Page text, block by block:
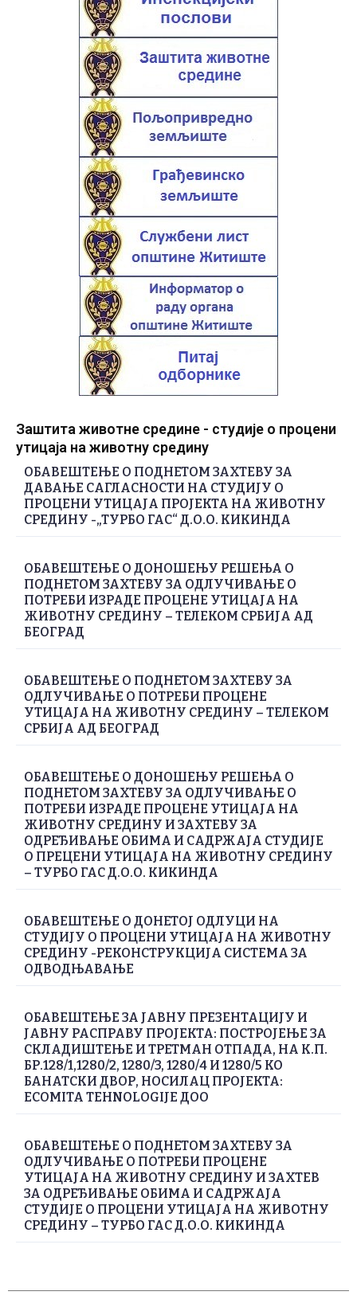
Заштита животне средине - студије о процени
утицаја на животну средину
ОБАВЕШТЕЊЕ О ПОДНЕТОМ ЗАХТЕВУ ЗА
ДАВАЊЕ САГЛАСНОСТИ НА СТУДИЈУ О
ПРОЦЕНИ УТИЦАЈА ПРОЈЕКТА НА ЖИВОТНУ
СРЕДИНУ -„ТУРБО ГАС“ Д.О.О. КИКИНДА
ОБАВЕШТЕЊЕ О ДОНОШЕЊУ РЕШЕЊА О
ПОДНЕТОМ ЗАХТЕВУ ЗА ОДЛУЧИВАЊЕ О
ПОТРЕБИ ИЗРАДЕ ПРОЦЕНЕ УТИЦАЈА НА
ЖИВОТНУ СРЕДИНУ – ТЕЛЕКОМ СРБИЈА АД
БЕОГРАД
ОБАВЕШТЕЊЕ О ПОДНЕТОМ ЗАХТЕВУ ЗА
ОДЛУЧИВАЊЕ О ПОТРЕБИ ПРОЦЕНЕ
УТИЦАЈА НА ЖИВОТНУ СРЕДИНУ – ТЕЛЕКОМ
СРБИЈА АД БЕОГРАД
ОБАВЕШТЕЊЕ О ДОНОШЕЊУ РЕШЕЊА О
ПОДНЕТОМ ЗАХТЕВУ ЗА ОДЛУЧИВАЊЕ О
ПОТРЕБИ ИЗРАДЕ ПРОЦЕНЕ УТИЦАЈА НА
ЖИВОТНУ СРЕДИНУ И ЗАХТЕВУ ЗА
ОДРЕЂИВАЊЕ ОБИМА И САДРЖАЈА СТУДИЈЕ
О ПРЕЦЕНИ УТИЦАЈА НА ЖИВОТНУ СРЕДИНУ
– ТУРБО ГАС Д.О.О. КИКИНДА
ОБАВЕШТЕЊЕ О ДОНЕТОЈ ОДЛУЦИ НА
СТУДИЈУ О ПРОЦЕНИ УТИЦАЈА НА ЖИВОТНУ
СРЕДИНУ -РЕКОНСТРУКЦИЈА СИСТЕМА ЗА
ОДВОДЊАВАЊЕ
ОБАВЕШТЕЊE ЗА ЈАВНУ ПРЕЗЕНТАЦИЈУ И
ЈАВНУ РАСПРАВУ ПРОЈЕКТА: ПОСТРОЈЕЊЕ ЗА
СКЛАДИШТЕЊЕ И ТРЕТМАН ОТПАДА, НА К.П.
БР.128/1,1280/2, 1280/3, 1280/4 И 1280/5 КО
БАНАТСКИ ДВОР, НОСИЛАЦ ПРОЈЕКТА:
ECOMITA TEHNOLOGIJE ДОО
ОБАВЕШТЕЊЕ О ПОДНЕТОМ ЗАХТЕВУ ЗА
ОДЛУЧИВАЊЕ О ПОТРЕБИ ПРОЦЕНЕ
УТИЦАЈА НА ЖИВОТНУ СРЕДИНУ И ЗАХТЕВ
ЗА ОДРЕЂИВАЊЕ ОБИМА И САДРЖАЈА
СТУДИЈЕ О ПРОЦЕНИ УТИЦАЈА НА ЖИВОТНУ
СРЕДИНУ – ТУРБО ГАС Д.О.О. КИКИНДА